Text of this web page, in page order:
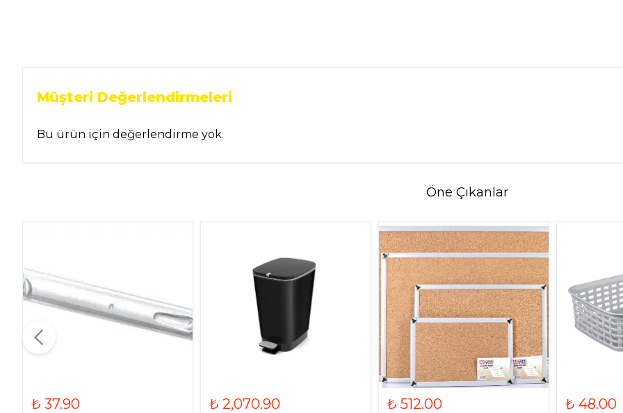
Müşteri Değerlendirmeleri
Bu ürün için değerlendirme yok
Öne Çıkanlar
₺ 37.90 ₺ 2,070.90 ₺ 512.00 ₺ 48.00